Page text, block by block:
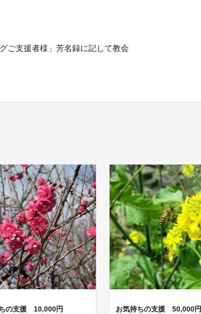
ご支援者様」芳名録に記して教会
の支援 10,000円 お気持ちの支援 50,000円